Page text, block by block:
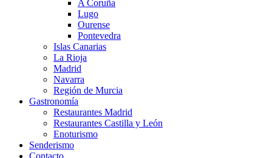
A Coruña
Lugo
Ourense
Pontevedra
Islas Canarias
La Rioja
Madrid
Navarra
Región de Murcia
Gastronomía
Restaurantes Madrid
Restaurantes Castilla y León
Enoturismo
Senderismo
Contacto